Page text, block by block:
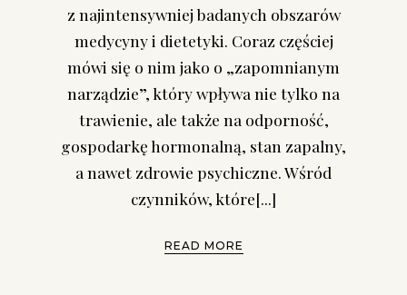
z najintensywniej badanych obszarów
medycyny i dietetyki. Coraz częściej
mówi się o nim jako o „zapomnianym
narządzie”, który wpływa nie tylko na
trawienie, ale także na odporność,
gospodarkę hormonalną, stan zapalny,
a nawet zdrowie psychiczne. Wśród
czynników, które[...]
READ MORE